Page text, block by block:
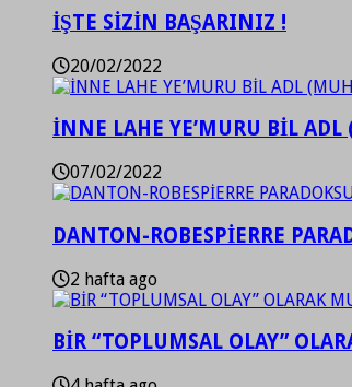
İŞTE SİZİN BAŞARINIZ !
20/02/2022
İNNE LAHE YE’MURU BİL
07/02/2022
DANTON-ROBESPİERRE
2 hafta ago
BİR “TOPLUMSAL OLAY”